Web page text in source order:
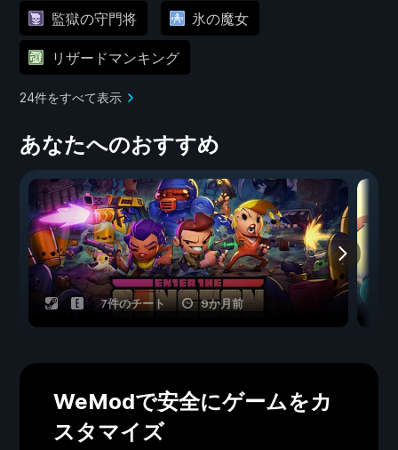
監獄の守門将 氷の魔女
リザードマンキング
24件をすべて表示
あなたへのおすすめ
7件のチート 9か月前
WeModで安全にゲームをカ
スタマイズ